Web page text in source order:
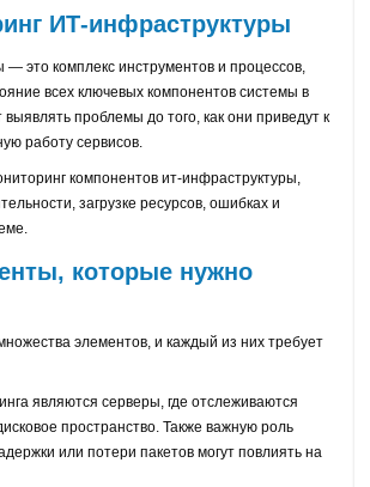
ИТ-инфраструктуры
это комплекс инструментов и процессов,
всех ключевых компонентов системы в
проблемы до того, как они приведут к
работу сервисов.
компонентов ит-инфраструктуры,
загрузке ресурсов, ошибках и
которые нужно
элементов, и каждый из них требует
являются серверы, где отслеживаются
пространство. Также важную роль
или потери пакетов могут повлиять на